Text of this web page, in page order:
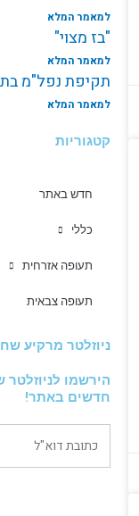
למאמר המלא
"בז מצוי"
למאמר המלא
תקיפת נפל"מ
למאמר המלא
קטגוריות
חדש באתר
כללי
תעופה אזרחית
תעופה צבאית
ניוזלטר מרקיע
הירשמו
חדשים באתר!